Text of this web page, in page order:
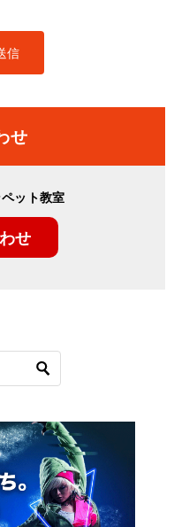
せ
ット教室
せ